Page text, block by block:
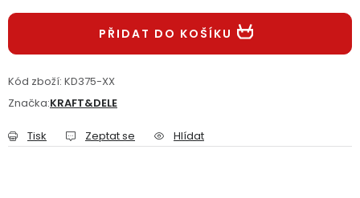
Obchodní podmínky
Podmínky ochrany osobních údajů
PŘIDAT DO KOŠÍKU
Kód zboží: KD375-XX
Značka:KRAFT&DELE
Tisk Zeptat se Hlídat